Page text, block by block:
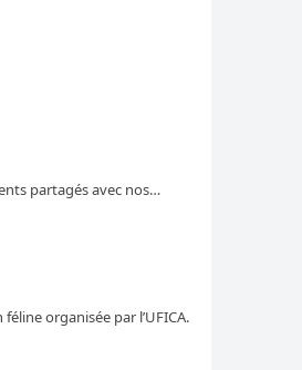
partagés avec nos…
organisée par l’UFICA.